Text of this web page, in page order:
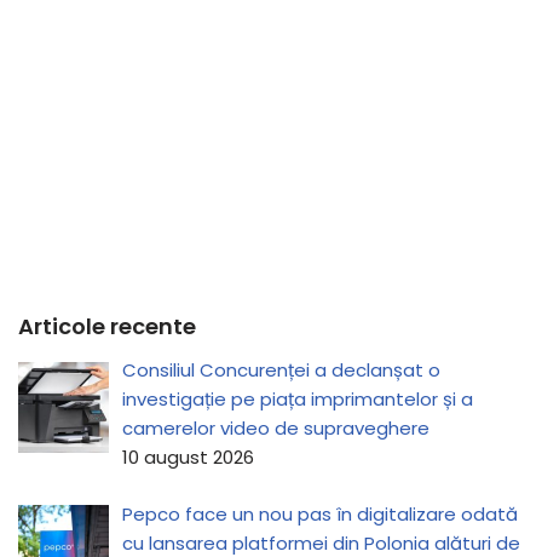
Articole recente
Consiliul Concurenței a declanșat o
investigație pe piața imprimantelor și a
camerelor video de supraveghere
10 august 2026
Pepco face un nou pas în digitalizare odată
cu lansarea platformei din Polonia alături de